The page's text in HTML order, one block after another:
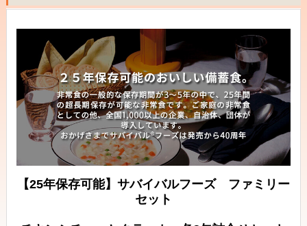
【25年保存可能】サバイバルフーズ ファミリー
セット